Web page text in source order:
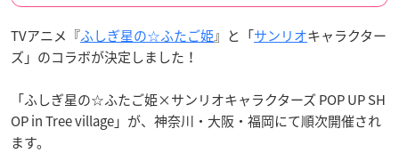
TVアニメ『ふしぎ星の☆ふたご姫』と「サンリオキャラクター
ズ」のコラボが決定しました！
「ふしぎ星の☆ふたご姫×サンリオキャラクターズ POP UP SH
OP in Tree village」が、神奈川・大阪・福岡にて順次開催され
ます。